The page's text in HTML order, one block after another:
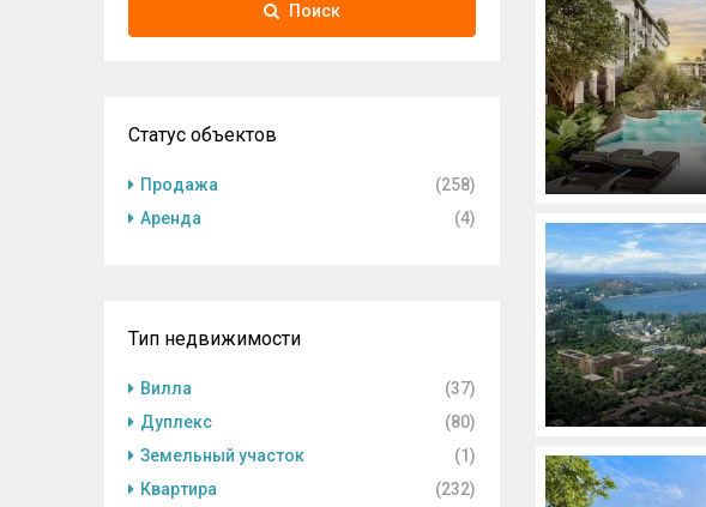
Поиск
Статус объектов
Продажа
(258)
Аренда
(4)
Тип недвижимости
Вилла
(37)
Дуплекс
(80)
Земельный участок
(1)
Квартира
(232)